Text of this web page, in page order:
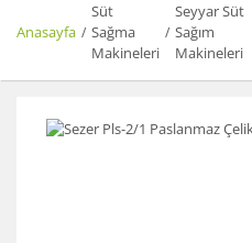
Anasayfa
Süt
Sağma
Makineleri
Seyyar Süt
Sağım
Makineleri